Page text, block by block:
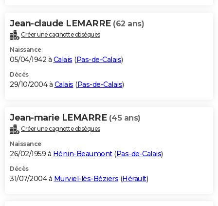
Jean-claude LEMARRE (62 ans)
Créer une cagnotte obsèques
Naissance
05/04/1942 à Calais (Pas-de-Calais)
Décès
29/10/2004 à Calais (Pas-de-Calais)
Jean-marie LEMARRE (45 ans)
Créer une cagnotte obsèques
Naissance
26/02/1959 à Hénin-Beaumont(Pas-de-Calais)
Décès
31/07/2004 à Murviel-lès-Béziers (Hérault)